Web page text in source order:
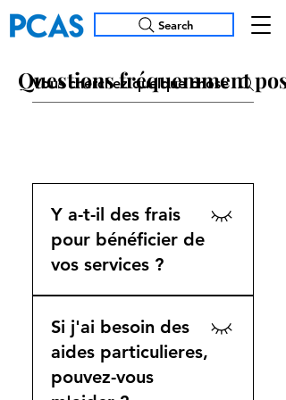
Search
Y a-t-il des frais
pour bénéficier de
vos services ?
directement facturés
aux participants, mais
peuvent être applicables
en fonction de la source
Si j'ai besoin des
aides particulieres,
pouvez-vous
Questions fréquemment
Questions fréquemment